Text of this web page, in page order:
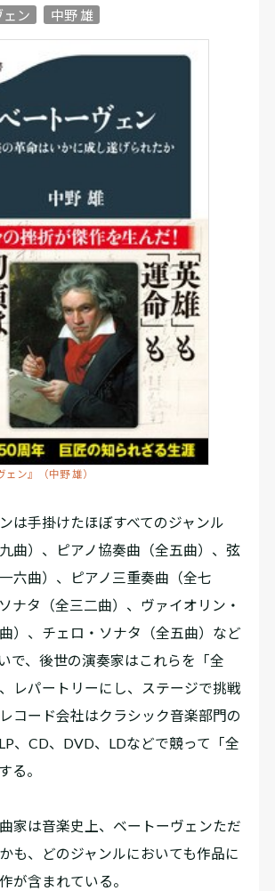
ェン 中野 雄
ェン』（中野 雄）
は手掛けたほぼすべてのジャンル
）、ピアノ協奏曲（全五曲）、弦
六曲）、ピアノ三重奏曲（全七
ナタ（全三二曲）、ヴァイオリン・
）、チェロ・ソナタ（全五曲）など
で、後世の演奏家はこれらを「全
レパートリーにし、ステージで挑戦
コード会社はクラシック音楽部門の
、CD、DVD、LDなどで競って「全
る。
家は音楽史上、ベートーヴェンただ
も、どのジャンルにおいても作品に
が含まれている。